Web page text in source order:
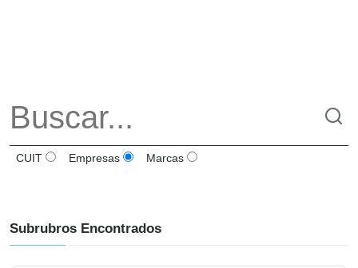
CUIT Empresas Marcas
Subrubros Encontrados